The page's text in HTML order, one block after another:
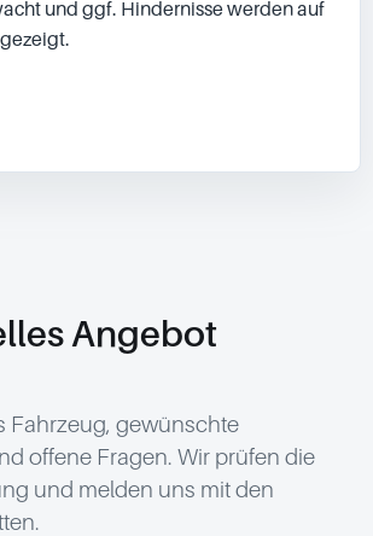
und ggf. Hindernisse werden auf
Angebot
Fahrzeug, gewünschte
offene Fragen. Wir prüfen die
und melden uns mit den